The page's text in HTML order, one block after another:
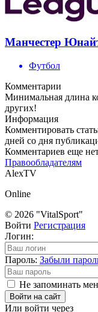
Манчестер
Футбол
Комментарии
Минимальная длина
других!
Информация
Комментировать
дней со дня
Комментариев еще
Правообладателям
AlexTV
Online
© 2026 "VitalSport"
Войти Регистрация
Логин:
Пароль: Забыли
Не запоминать
Войти на сайт
Или войти через